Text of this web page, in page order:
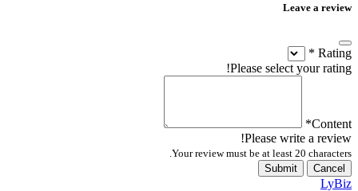
Leave a review
Rating
*
Please select your rating!
Content
*
Please write a review!
Your review must be at least 20 characters.
Cancel
Submit
LyBiz